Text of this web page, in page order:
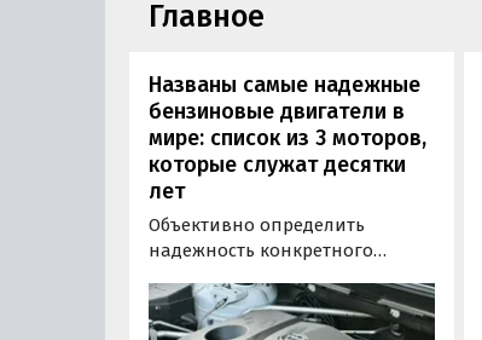
Главное
Названы самые надежные
бензиновые двигатели в
мире: список из 3 моторов,
которые служат десятки
лет
Объективно определить
надежность конкретного
поскольку его срок службы
прямо зависит от качества